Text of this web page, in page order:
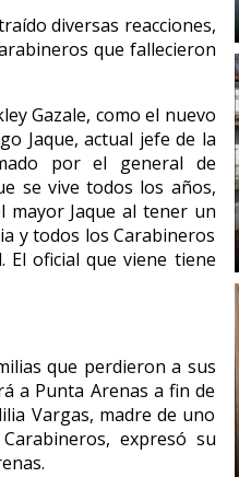
diversas reacciones,
que fallecieron
Gazale, como el nuevo
Jaque, actual jefe de la
por el general de
se vive todos los años,
mayor Jaque al tener un
y todos los Carabineros
El oficial que viene tiene
que perdieron a sus
a Punta Arenas a fin de
Vargas, madre de uno
expresó su